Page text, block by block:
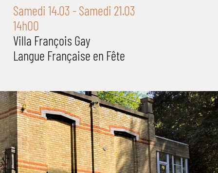
Samedi 14.03 - Samedi 21.03
14h00
Villa François Gay
Langue Française en Fête